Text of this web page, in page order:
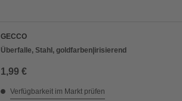
GECCO
Überfalle, Stahl, goldfarben|irisierend
1,99 €
Verfügbarkeit im Markt prüfen